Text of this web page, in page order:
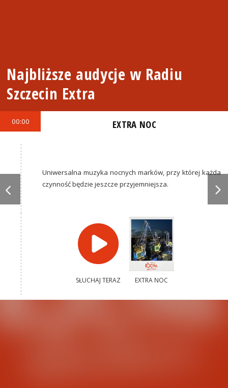
Najbliższe audycje w Radiu
Szczecin Extra
00:00 EXTRA NOC
Uniwersalna muzyka nocnych marków, przy której każda
czynność będzie jeszcze przyjemniejsza.
SŁUCHAJ TERAZ EXTRA NOC